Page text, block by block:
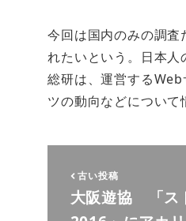
今回は国内のみの調
れたいという。日本
総研は、運営する
ツの動向などについて
古い投稿
大阪遊協 「ス